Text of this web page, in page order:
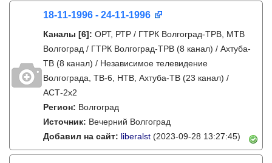
18-11-1996 - 24-11-1996
Каналы [6]: ОРТ, РТР / ГТРК Волгоград-ТРВ, МТВ
Волгоград / ГТРК Волгоград-ТРВ (8 канал) / Ахтуба-
ТВ (8 канал) / Независимое телевидение
Волгограда, ТВ-6, НТВ, Ахтуба-ТВ (23 канал) /
АСТ-2х2
Регион: Волгоград
Источник: Вечерний Волгоград
Добавил на сайт: liberalst (2023-09-28 13:27:45)